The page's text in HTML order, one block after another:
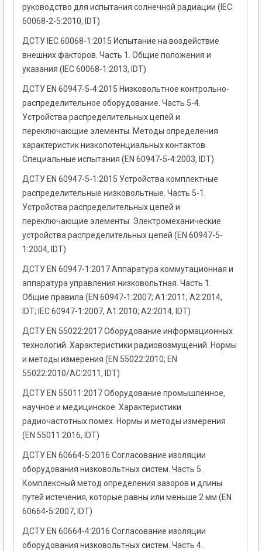
руководство для испытания солнечной радиации (IEC
60068-2-5:2010, IDT)
ДСТУ IEC 60068-1:2015 Испытание на воздействие
внешних факторов. Часть 1. Общие положения и
указания (IEC 60068-1:2013, IDT)
ДСТУ EN 60947-5-4:2015 Низковольтное контрольно-
распределительное оборудование. Часть 5-4.
Устройства распределительных цепей и
переключающие элементы. Методы определения
характеристик низкопотенциальных контактов.
Специальные испытания (EN 60947-5-4:2003, IDT)
ДСТУ EN 60947-5-1:2015 Устройства комплектные
распределительные низковольтные. Часть 5-1.
Устройства распределительных цепей и
переключающие элементы. Электромеханические
устройства распределительных цепей (EN 60947-5-
1:2004, IDT)
ДСТУ EN 60947-1:2017 Аппаратура коммутационная и
аппаратура управления низковольтная. Часть 1.
Общие правила (EN 60947-1:2007; A1:2011; A2:2014,
IDT; IEC 60947-1:2007, A1:2010; A2:2014, IDT)
ДСТУ EN 55022:2017 Оборудование информационных
технологий. Характеристики радиовозмущений. Нормы
и методы измерения (EN 55022:2010; EN
55022:2010/AC:2011, IDT)
ДСТУ EN 55011:2017 Оборудование промышленное,
научное и медицинское. Характеристики
радиочастотных помех. Нормы и методы измерения
(EN 55011:2016, IDT)
ДСТУ EN 60664-5:2016 Согласование изоляции
оборудования низковольтных систем. Часть 5.
Комплексный метод определения зазоров и длины
путей истечения, которые равны или меньше 2 мм (EN
60664-5:2007, IDT)
ДСТУ EN 60664-4:2016 Согласование изоляции
оборудования низковольтных систем. Часть 4.